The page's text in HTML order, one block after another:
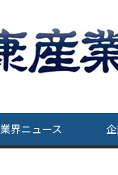
界ニュース